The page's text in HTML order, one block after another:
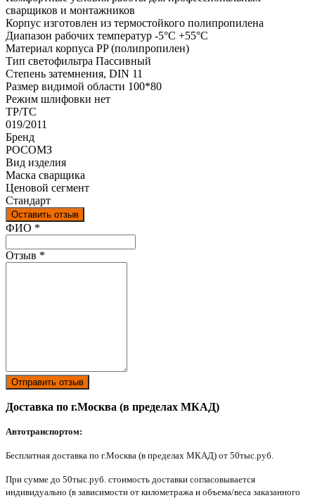
сварщиков и монтажников
Корпус изготовлен из термостойкого полипропилена
Диапазон рабочих температур -5°C +55°C
Материал корпуса PP (полипропилен)
Тип светофильтра Пассивный
Степень затемнения, DIN 11
Размер видимой области 100*80
Режим шлифовки нет
ТР/ТС
019/2011
Бренд
РОСОМЗ
Вид изделия
Маска сварщика
Ценовой сегмент
Стандарт
Оставить отзыв
Ваш отзыв был отправлен!
ФИО *
Отзыв *
Отправить отзыв
Доставка по г.Москва (в пределах МКАД)
Автотранспортом:
Бесплатная доставка по г.Москва (в пределах МКАД) от 50тыс.руб.
При сумме до 50тыс.руб. стоимость доставки согласовывается
индивидуально (в зависимости от километража и объема/веса заказанного